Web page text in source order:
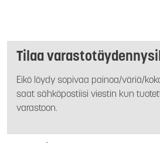
Tilaa
Eikö löydy sopivaa painoa/väriä/
saat sähköpostiisi viestin kun
varastoon.